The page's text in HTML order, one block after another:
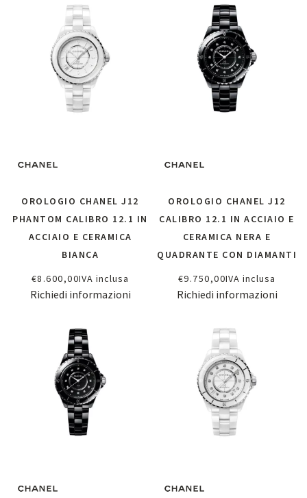
OROLOGIO CHANEL J12
PHANTOM CALIBRO 12.1 IN
ACCIAIO E CERAMICA
BIANCA
€8.600,00IVA inclusa
Richiedi informazioni
OROLOGIO CHANEL J12
CALIBRO 12.1 IN ACCIAIO E
CERAMICA NERA E
QUADRANTE CON DIAMANTI
€9.750,00IVA inclusa
Richiedi informazioni